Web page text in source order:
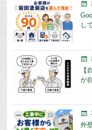
し
が
外